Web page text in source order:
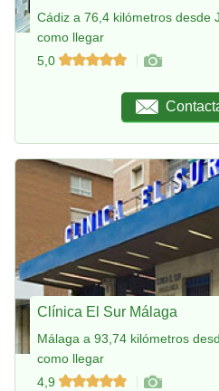
Cádiz a 76,4 kilómetros desde
como llegar
5,0
Clínica El Sur Málaga
Málaga a 93,74 kilómetros
como llegar
4,9